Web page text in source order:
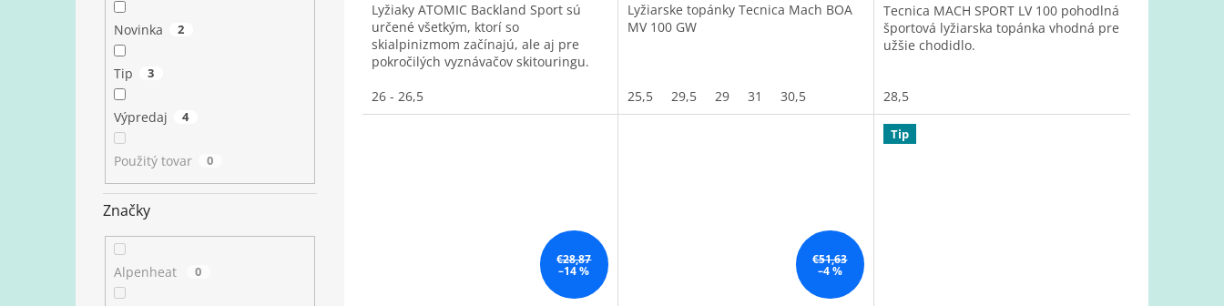
Novinka 2
Tip 3
Výpredaj 4
Použitý tovar 0
Značky
Alpenheat 0
Lyžiaky ATOMIC Backland Sport sú
určené všetkým, ktorí so
skialpinizmom začínajú, ale aj pre
pokročilých vyznávačov skitouringu.
26 - 26,5
Lyžiarske topánky Tecnica Mach BOA
MV 100 GW
25,5 29,5 29 31 30,5
Tecnica MACH SPORT LV 100 pohodlná
športová lyžiarska topánka vhodná pre
užšie chodidlo.
28,5
€28,87
–14 %
€51,63
–4 %
Tip